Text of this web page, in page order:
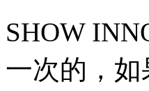
SHOW
一次的，